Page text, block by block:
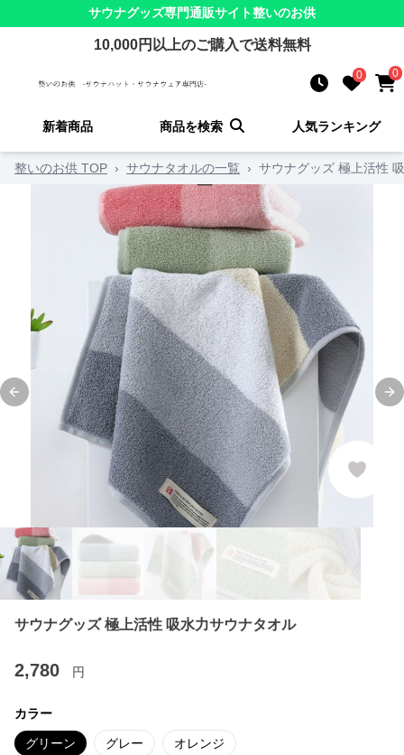
サウナグッズ専門通販サイト整いのお供
10,000円以上のご購入で送料無料
0 0
新着商品 商品を検索 人気ランキング
整いのお供 TOP › サウナタオルの一覧 › サウナグッズ 極上活性
Previous slide
サウナグッズ 極上活性 吸水力サウナタオル
2,780 円
カラー
グリーン グレー オレンジ